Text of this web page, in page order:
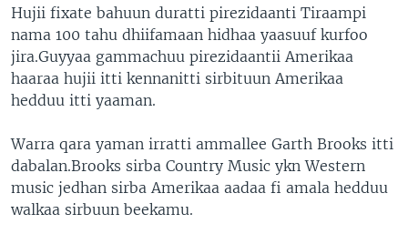
Hujii fixate bahuun duratti pirezidaanti Tiraampi
nama 100 tahu dhiifamaan hidhaa yaasuuf kurfoo
jira.Guyyaa gammachuu pirezidaantii Amerikaa
haaraa hujii itti kennanitti sirbituun Amerikaa
hedduu itti yaaman.
Warra qara yaman irratti ammallee Garth Brooks itti
dabalan.Brooks sirba Country Music ykn Western
music jedhan sirba Amerikaa aadaa fi amala hedduu
walkaa sirbuun beekamu.